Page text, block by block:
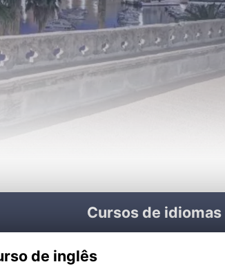
Cursos de idiomas
de inglês